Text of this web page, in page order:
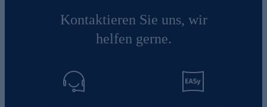
Kontaktieren Sie uns, wir
helfen gerne.